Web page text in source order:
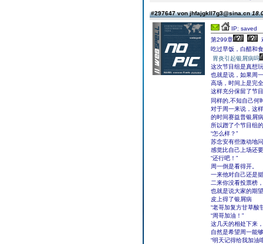
#297647 von jhfajgkll7g3@sina.cn
IP: saved
第299章
吃过早饭，白醋和
胃炎引起银屑病吗
这次节目组是真想
也就是说，如果周
高场，时间上是完
这样充分保留了节
同样的,不知自己何
对于周一来说，这
的时间赛益普银屑
所以蹭了个节目组
“怎么样？”
苏念安有些激动地
感觉比自己上场还
“还行吧！”
周一倒是看得开。
一来他对自己还是
二来你没看投票榜
也就是说大家的期
皮上得了银屑病
“老哥加复方甘草酸
“周哥加油！”
这几天的相处下来
自然是希望周一能
“明天记得给我加油